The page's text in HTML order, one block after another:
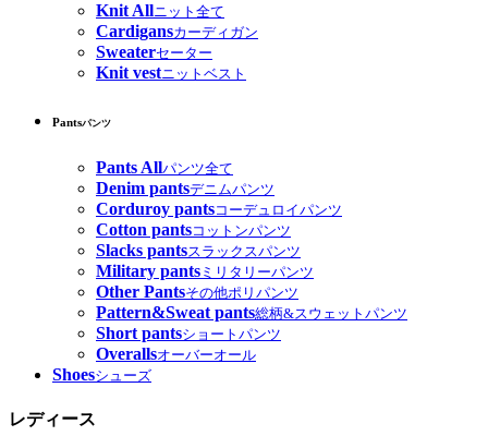
Knit Allニット全て
Cardigansカーディガン
Sweaterセーター
Knit vestニットベスト
Pantsパンツ
Pants Allパンツ全て
Denim pantsデニムパンツ
Corduroy pantsコーデュロイパンツ
Cotton pantsコットンパンツ
Slacks pantsスラックスパンツ
Military pants ミリタリーパンツ
Other Pantsその他ポリパンツ
Pattern&Sweat pants総柄&スウェットパンツ
Short pantsショートパンツ
Overallsオーバーオール
Shoesシューズ
レディース